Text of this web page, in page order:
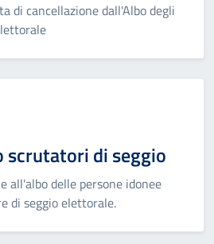
di cancellazione dall'Albo degli
scrutatori di seggio
all'albo delle persone idonee
di seggio elettorale.